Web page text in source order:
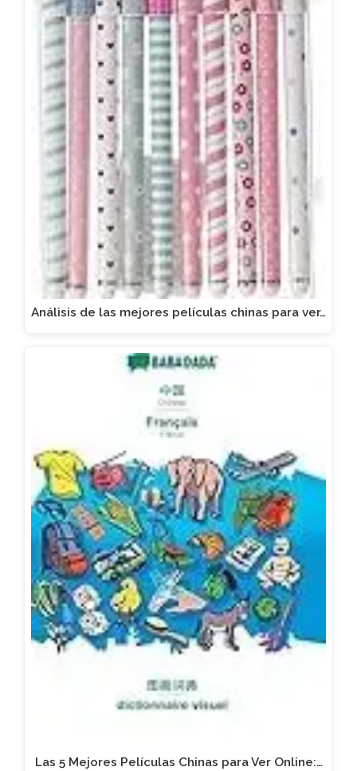
Análisis de las mejores películas chinas para ver…
Las 5 Mejores Películas Chinas para Ver Online:…